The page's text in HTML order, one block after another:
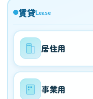
賃貸Lease
居住用
事業用